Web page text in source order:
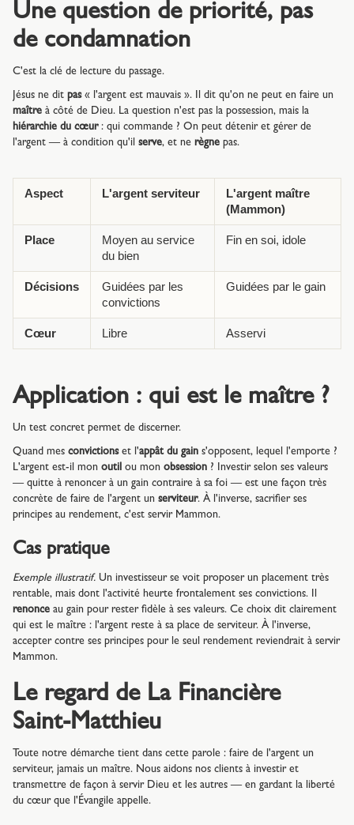
Une question de priorité, pas
de condamnation
C'est la clé de lecture du passage.
Jésus ne dit pas« l'argent est mauvais ». Il dit qu'on ne peut en faire un
maître à côté de Dieu. La question n'est pas la possession, mais la
hiérarchie du cœur: qui commande ? On peut détenir et gérer de
l'argent — à condition qu'il serve, et ne règne pas.
Aspect L'argent serviteur
L'argent maître
(Mammon)
Place
Moyen au service
du bien
Fin en soi, idole
Décisions
Guidées par les
convictions
Guidées par le gain
Cœur Libre Asservi
Application : qui est le maître ?
Un test concret permet de discerner.
Quand mes convictionset l'appât du gain s'opposent, lequel l'emporte ?
L'argent est-il mon outil ou mon obsession ? Investir selon ses valeurs
— quitte à renoncer à un gain contraire à sa foi — est une façon très
concrète de faire de l'argent un serviteur. À l'inverse, sacrifier ses
principes au rendement, c'est servir Mammon.
Cas pratique
Exemple illustratif. Un investisseur se voit proposer un placement très
rentable, mais dont l'activité heurte frontalement ses convictions. Il
renonce au gain pour rester fidèle à ses valeurs. Ce choix dit clairement
qui est le maître : l'argent reste à sa place de serviteur. À l'inverse,
accepter contre ses principes pour le seul rendement reviendrait à servir
Mammon.
Le regard de La Financière
Saint-Matthieu
Toute notre démarche tient dans cette parole : faire de l'argent un
serviteur, jamais un maître. Nous aidons nos clients à investir et
transmettre de façon à servir Dieu et les autres — en gardant la liberté
du cœur que l'Évangile appelle.